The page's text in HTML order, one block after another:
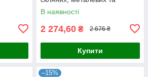
протипожежних дверей з
силою утримання 350 кг,
В наявності
2 274,60 ₴ 2 676 ₴
Купити
–15%